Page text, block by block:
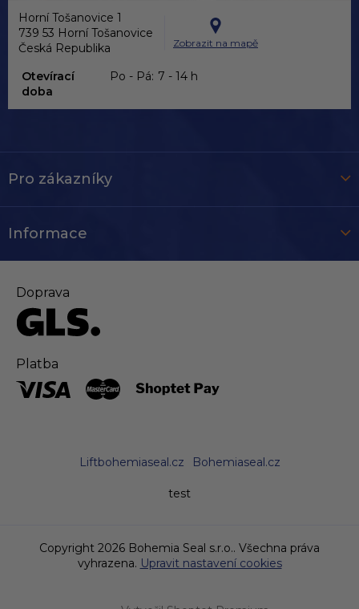
Pro zákazníky
Informace
Horní Tošanovice 1
739 53 Horní Tošanovice
Česká Republika
Zobrazit na mapě
Otevírací
doba
Po - Pá: 7 - 14 h
Doprava
Platba
Liftbohemiaseal.cz Bohemiaseal.cz
test
Copyright 2026 Bohemia Seal s.r.o.. Všechna práva
vyhrazena. Upravit nastavení cookies